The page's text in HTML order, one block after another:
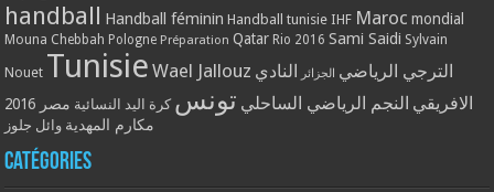
handball Handball féminin Handball tunisie IHF Maroc mondial
Mouna Chebbah Pologne Préparation Qatar Rio 2016 Sami Saidi Sylvain
Nouet Tunisie Wael Jallouz الترجي الرياضي الجزائر النادي
الافريقي النجم الرياضي الساحلي تونس كرة اليد النسائية مصر 2016
مكارم المهدية وائل جلوز
Catégories